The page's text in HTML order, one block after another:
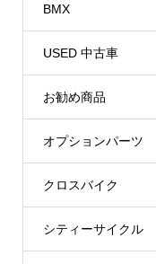
BMX
USED 中古車
お勧め商品
オプションパーツ
クロスバイク
シティーサイクル